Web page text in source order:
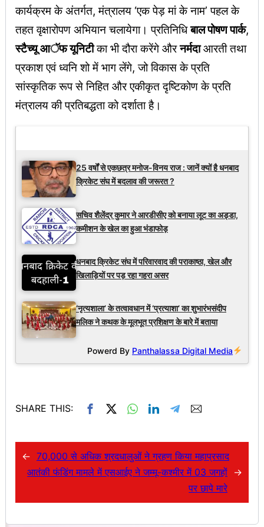
कार्यक्रम के अंतर्गत, मंत्रालय ‘एक पेड़ मां के नाम’ पहल के
तहत वृक्षारोपण अभियान चलायेगा। प्रतिनिधिबाल पोषण पार्क,
स्टैच्यू आॅफ यूनिटीका भी दौरा करेंगे औरनर्मदाआरती तथा
प्रकाश एवं ध्वनि शो में भाग लेंगे, जो विकास के प्रति
सांस्कृतिक रूप से निहित और एकीकृत दृष्टिकोण के प्रति
मंत्रालय की प्रतिबद्धता को दर्शाता है।
25 वर्षों से एकछत्र मनोज-विनय राज : जानें क्यों है धनबाद
क्रिकेट संघ में बदलाव की जरूरत ?
सचिव शैलेंद्र कुमार ने आरडीसीए को बनाया लूट का अड्डा,
कमीशन के खेल का हुआ भंडाफोड़
धनबाद क्रिकेट संघ में परिवारवाद की पराकाष्ठा, खेल और
खिलाड़ियों पर पड़ रहा गहरा असर
‘नृत्यशाला’ के तत्वावधान में ‘प्रत्याशा’ का शुभारंभसंदीप
मलिक ने कथक के मूलभूत प्रशिक्षण के बारे में बताया
Powerd By Panthalassa Digital Media
SHARE THIS:
← 70,000 से अधिक श्रदधालुओं ने ग्रहण किया महाप्रसाद
आतंकी फंडिंग मामले में एसआईए ने जम्मू-कश्मीर में 03 जगहों
पर छापे मारे
→